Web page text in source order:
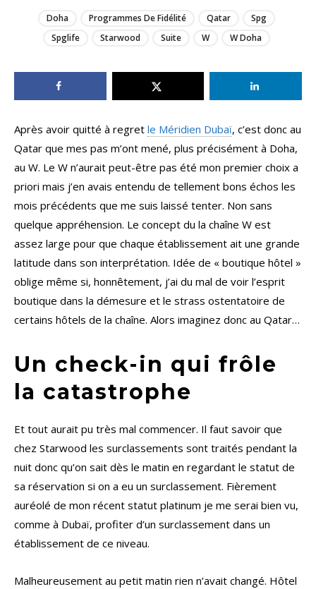
Doha Programmes De Fidélité Qatar
Spg
Spglife
Starwood Suite W W Doha
Après avoir quitté à regret le Méridien Dubaï, c’est donc au
Qatar que mes pas m’ont mené, plus précisément à Doha,
au W. Le W n’aurait peut-être pas été mon premier choix a
priori mais j’en avais entendu de tellement bons échos les
mois précédents que me suis laissé tenter. Non sans
quelque appréhension. Le concept du la chaîne W est
assez large pour que chaque établissement ait une grande
latitude dans son interprétation. Idée de « boutique hôtel »
oblige même si, honnêtement, j’ai du mal de voir l’esprit
boutique dans la démesure et le strass ostentatoire de
certains hôtels de la chaîne. Alors imaginez donc au Qatar…
Un check-in qui frôle
la catastrophe
Et tout aurait pu très mal commencer. Il faut savoir que
chez Starwood les surclassements sont traités pendant la
nuit donc qu’on sait dès le matin en regardant le statut de
sa réservation si on a eu un surclassement. Fièrement
auréolé de mon récent statut platinum je me serai bien vu,
comme à Dubaï, profiter d’un surclassement dans un
établissement de ce niveau.
Malheureusement au petit matin rien n’avait changé. Hôtel